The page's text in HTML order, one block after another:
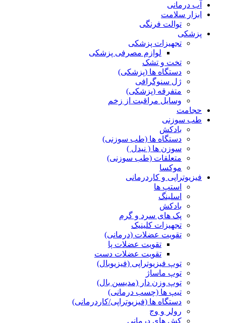
آب درمانی
ابزار سلامت
توالت فرنگی
پزشکی
تجهیزات پزشکی
لوازم مصرفی پزشکی
تخت و تشک
دستگاه ها (پزشکی)
ژل سنوگرافی
متفرقه (پزشکی)
وسایل مراقبت از زخم
حجامت
طب سوزنی
بادکش
دستگاه ها (طب سوزنی)
سوزن ها ( نیدل )
متعلقات (طب سوزنی)
موکسا
فیزیوتراپی و کاردرمانی
استپ ها
اسلینگ
بادکش
پک های سرد و گرم
تجهیزات کلینیک
تقویت عضلات (درمانی)
تقویت عضلات پا
تقویت عضلات دست
توپ فیزیوتراپی (فیزیوبال)
توپ ماساژ
توپ وزن دار (مدیسن بال)
تیپ ها (چسب درمانی)
دستگاه ها (فیزیوتراپی/کاردرمانی)
رولر و وج
کش های درمانی